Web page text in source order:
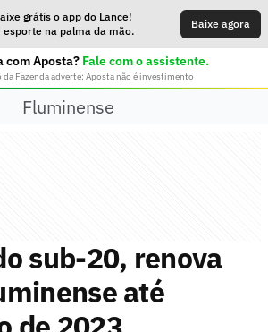
grátis o app do Lance!
esporte na palma da mão.
Baixe agora
com Aposta? Fale com o assistente.
Fazenda adverte: Aposta não é investimento
Fluminense
sub-20, renova
até